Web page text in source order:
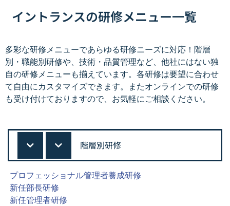
イントランスの研修メニュー一覧
多彩な研修メニューであらゆる研修ニーズに対応！階層
別・職能別研修や、技術・品質管理など、他社にはない独
自の研修メニューも揃えています。各研修は要望に合わせ
て自由にカスタマイズできます。またオンラインでの研修
も受け付けておりますので、お気軽にご相談ください。
階層別研修
プロフェッショナル管理者養成研修
新任部長研修
新任管理者研修